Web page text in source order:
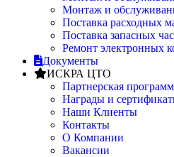
Монтаж и
Поставка расходных
Поставка запасных
Ремонт электронных
Документы
ИСКРА ЦТО
Партнерская
Награды и
Наши Клиенты
Контакты
О Компании
Вакансии